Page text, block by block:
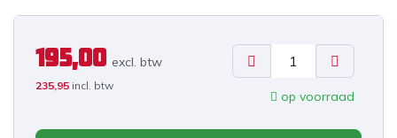
195,00 excl. btw
235,95 incl. btw
op voorraad